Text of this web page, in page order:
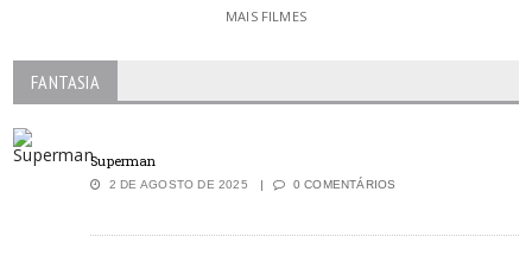
MAIS FILMES
FANTASIA
Superman
2 DE AGOSTO DE 2025 0 COMENTÁRIOS